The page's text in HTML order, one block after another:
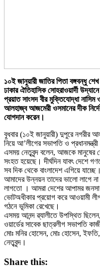
১০ই জানুয়ারী জাতির পিতা বঙ্গবন্ধু
ঢাকার ঐতিহাসিক সোহরাওয়ার্দী
প্রয়াত সাংসদ বীর মুক্তিযোদ্ধা
আলহাজ্ব আজমেরী ওসমানের দীক
যোগদান করেন।
বুধবার (১০ই জানুয়ারী) দুপুরে নগরীর
নিয়ে আ’লীগের সভাপতি ও
এসময় নেতৃবৃন্দ বলেন, আজকে মানুষের
সংহত হয়েছে। দীর্ঘদিন যাবৎ দেশে
সব দিক থেকে বাংলাদেশ এগিয়ে
আমাদের উন্নয়ন তাদের ভালো লাগে
লাগতো । আমরা দেশের আপামর
ভোটঅধীকার প্রয়োগ করে আওয়ামী
গঠনে ভূমিকা রেখেছে।
এসময় আনন্দ ৱ্যালীতে উপস্থিত ছিলেন,
ওয়ার্ডের সাবেক ছাত্রলীগ সভাপতি
মোঃ মনির হোসেন, মোঃ হোসেন, ইফতি,
নেতৃবৃন্দ।
Share this: